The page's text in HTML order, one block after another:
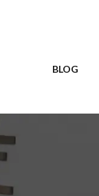
BLOG